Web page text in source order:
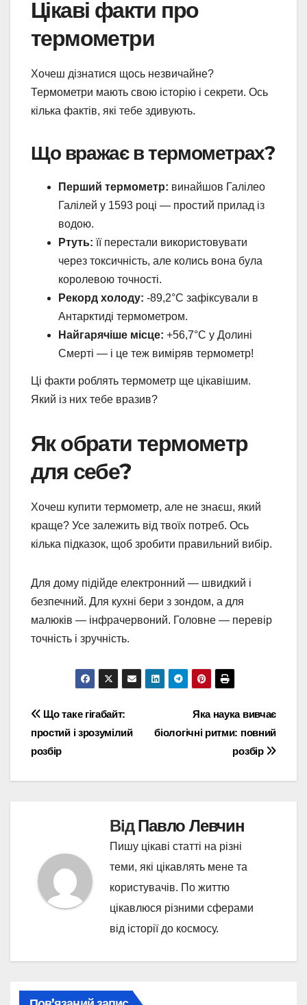
Цікаві факти про
термометри
Хочеш дізнатися щось незвичайне?
Термометри мають свою історію і секрети. Ось
кілька фактів, які тебе здивують.
Що вражає в термометрах?
Перший термометр: винайшов Галілео
Галілей у 1593 році — простий прилад із
водою.
Ртуть: її перестали використовувати
через токсичність, але колись вона була
королевою точності.
Рекорд холоду: -89,2°C зафіксували в
Антарктиді термометром.
Найгарячіше місце: +56,7°C у Долині
Смерті — і це теж виміряв термометр!
Ці факти роблять термометр ще цікавішим.
Який із них тебе вразив?
Як обрати термометр
для себе?
Хочеш купити термометр, але не знаєш, який
краще? Усе залежить від твоїх потреб. Ось
кілька підказок, щоб зробити правильний вибір.
Для дому підійде електронний — швидкий і
безпечний. Для кухні бери з зондом, а для
малюків — інфрачервоний. Головне — перевір
точність і зручність.
Навігація
записів
Яка наука вивчає
біологічні ритми: повний
розбір
Що таке гігабайт:
простий і зрозумілий
розбір
ВідПавло Левчин
Пишу цікаві статті на різні
теми, які цікавлять мене та
користувачів. По життю
цікавлюся різними сферами
від історії до космосу.